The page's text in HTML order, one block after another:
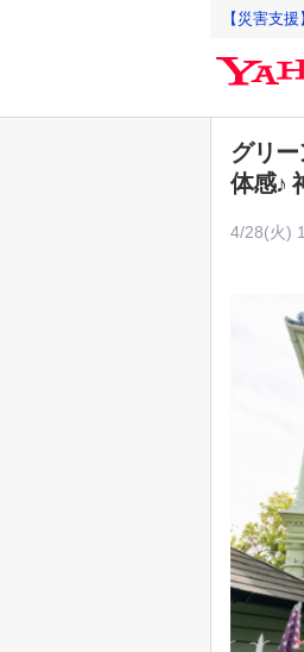
【災害支
グリ
体感♪
4/28(火)